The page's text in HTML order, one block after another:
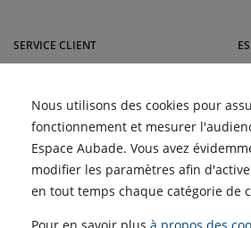
Montélimar, Aubenas, Valence, Romans,
SERVICE CLIENT
NOUS CONTACTER
NOS SERVICES
BLOG
ACTUALITÉS
Nous utilisons des cookies pour
fonctionnement et mesurer
Espace Aubade. Vous avez
modifier les paramètres afin
en tout temps chaque catégorie de